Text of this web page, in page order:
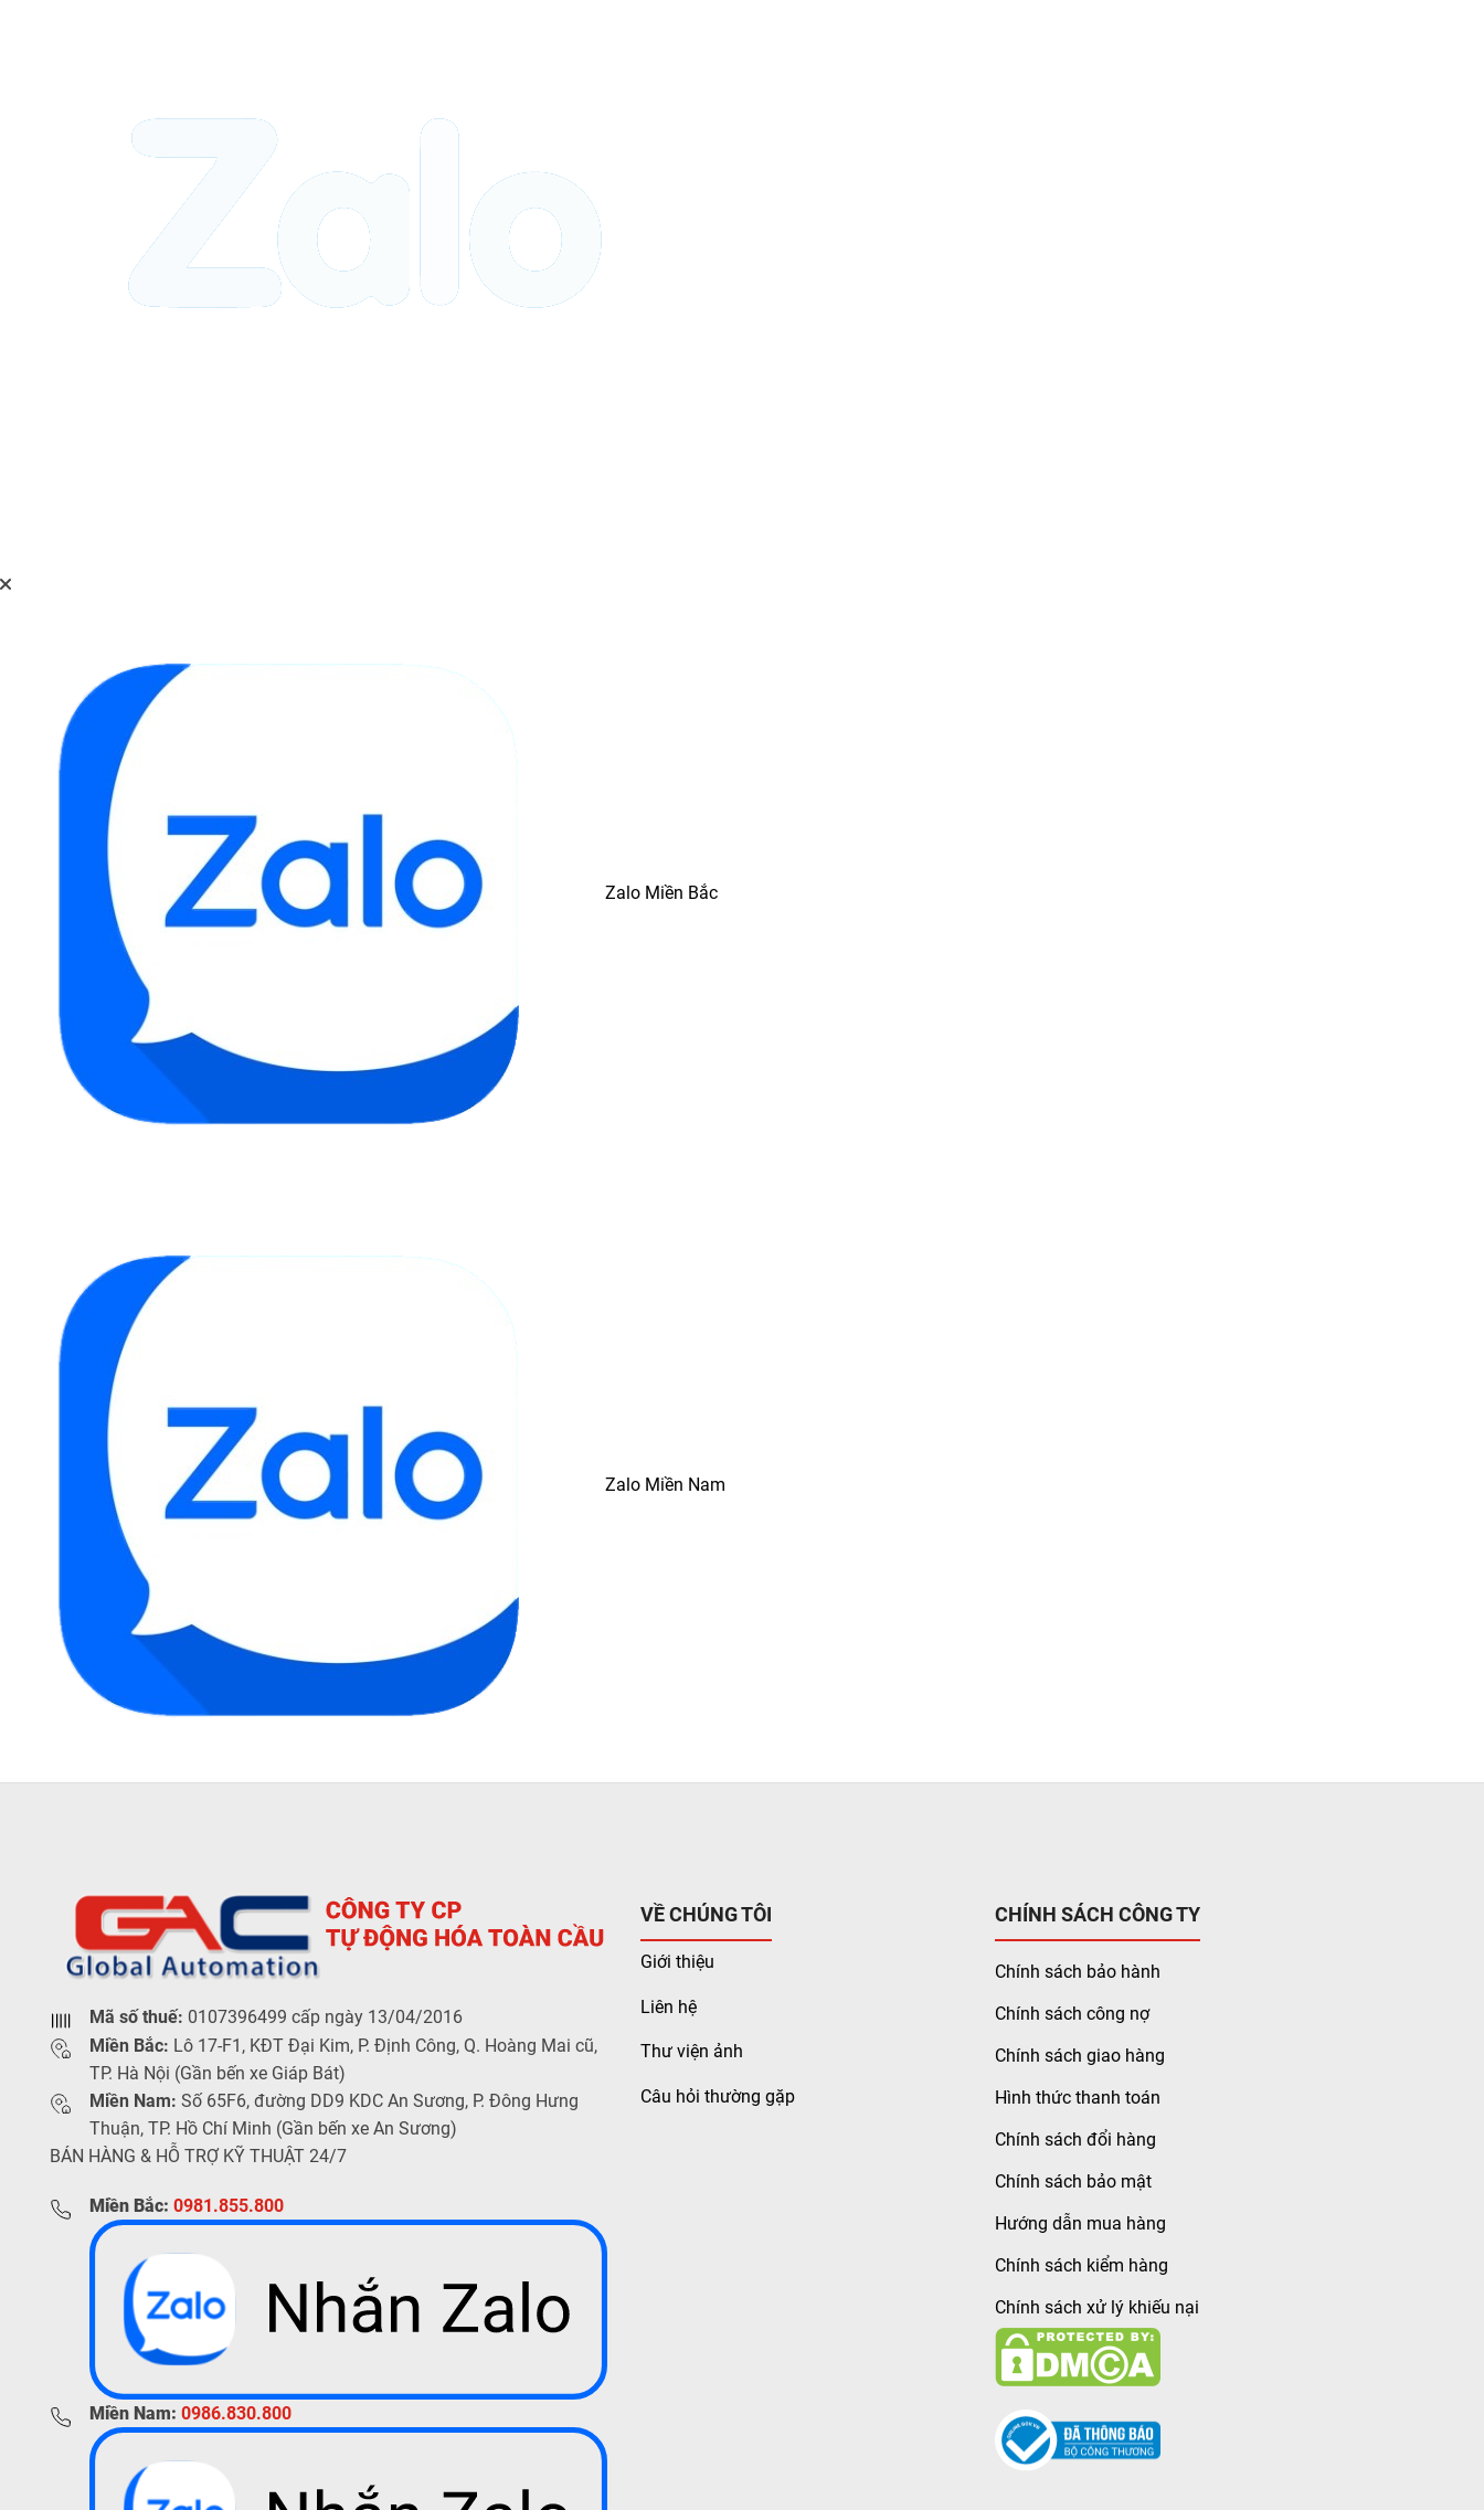
Zalo Miền Bắc
Zalo Miền Nam
Mã số thuế: 0107396499 cấp ngày 13/04/2016
Miền Bắc: Lô 17-F1, KĐT Đại Kim, P. Định Công, Q. Hoàng Mai cũ,
TP. Hà Nội (Gần bến xe Giáp Bát)
Miền Nam: Số 65F6, đường DD9 KDC An Sương, P. Đông Hưng
Thuận, TP. Hồ Chí Minh (Gần bến xe An Sương)
BÁN HÀNG & HỖ TRỢ KỸ THUẬT 24/7
Miền Bắc: 0981.855.800
Miền Nam: 0986.830.800
VỀ CHÚNG TÔI
Giới thiệu
Liên hệ
Thư viện ảnh
Câu hỏi thường gặp
CHÍNH SÁCH CÔNG TY
Chính sách bảo hành
Chính sách công nợ
Chính sách giao hàng
Hình thức thanh toán
Chính sách đổi hàng
Chính sách bảo mật
Hướng dẫn mua hàng
Chính sách kiểm hàng
Chính sách xử lý khiếu nại